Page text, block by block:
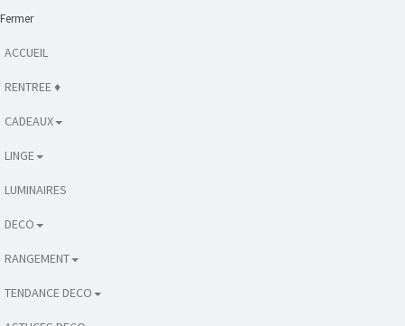
Fermer
ACCUEIL
RENTREE ♦
CADEAUX
LINGE
LUMINAIRES
DECO
RANGEMENT
TENDANCE DECO